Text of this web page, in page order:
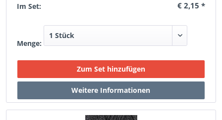
Im Set: € 2,15 *
Menge: